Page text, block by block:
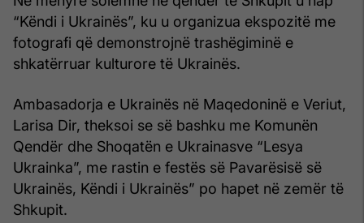
“Këndi i Ukrainës”, ku u organizua ekspozitë me
fotografi që demonstrojnë trashëgiminë e
shkatërruar kulturore të Ukrainës.
Ambasadorja e Ukrainës në Maqedoninë e Veriut,
Larisa Dir, theksoi se së bashku me Komunën
Qendër dhe Shoqatën e Ukrainasve “Lesya
Ukrainka”, me rastin e festës së Pavarësisë së
Ukrainës, Këndi i Ukrainës” po hapet në zemër të
Shkupit.